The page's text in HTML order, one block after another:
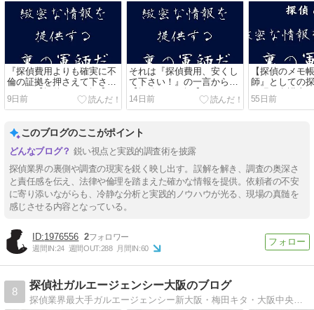
『探偵費用よりも確実に不
倫の証拠を押さえて下さ
い！』【探偵のメモ帳 】
9日前
それは『探偵費用、安くし
て下さい！』の一言から
【探偵のメモ帳 】
14日前
【探偵のメモ
師』としての
っ張る弁護士
55日前
このブログのここがポイント
鋭い視点と実践的調査術を披露
探偵業界の裏側や調査の現実を鋭く映し出す。誤解を解き、調査の奥深さ
と責任感を伝え、法律や倫理を踏まえた確かな情報を提供。依頼者の不安
に寄り添いながらも、冷静な分析と実践的ノウハウが光る、現場の真髄を
感じさせる内容となっている。
1976556 2
週間IN:24 週間OUT:288 月間IN:60
8
探偵社ガルエージェンシー大阪のブログ
探偵業界最大手ガルエージェンシー新大阪・梅田キタ・大阪中央（難波・心斎橋）の代表ブログです。調査・相談事例や日々のことを書いています。